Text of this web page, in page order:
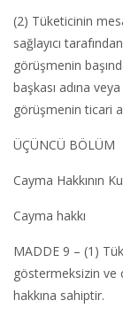
(2) Tüketicinin
sağlayıcı
görüşmenin
başkası adına
görüşmenin ticari
ÜÇÜNCÜ BÖLÜM
Cayma Hakkının
Cayma hakkı
MADDE 9 – (1)
göstermeksizin ve
hakkına sahiptir.